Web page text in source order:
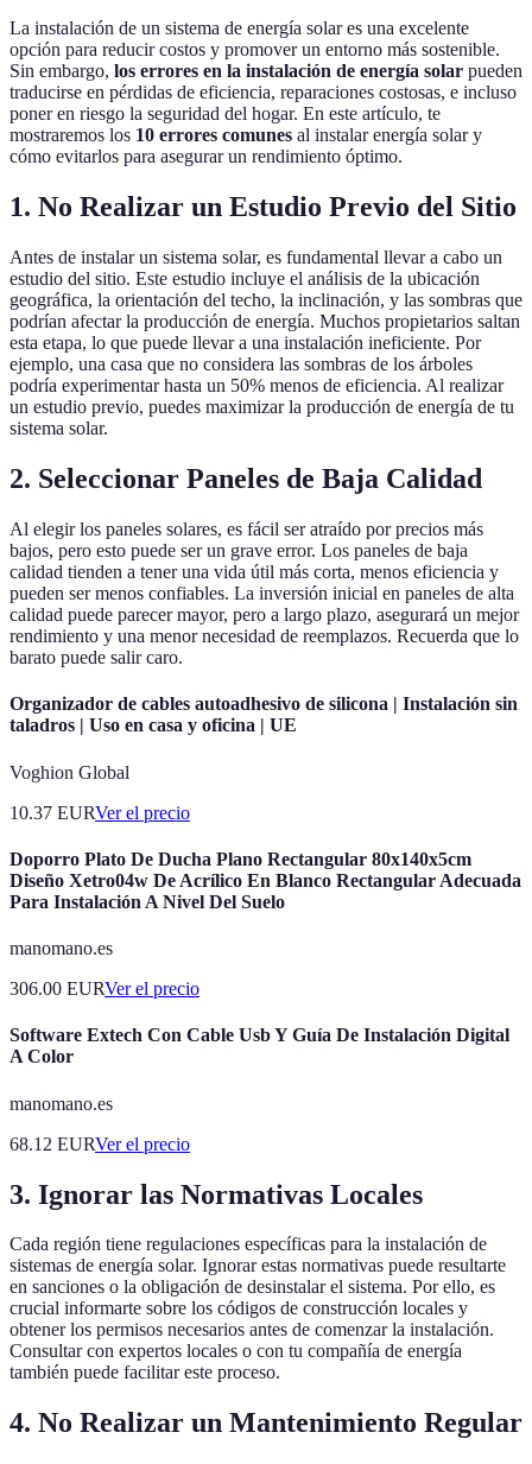
La instalación de un sistema de energía solar es una excelente
opción para reducir costos y promover un entorno más sostenible.
Sin embargo, los errores en la instalación de energía solar pueden
traducirse en pérdidas de eficiencia, reparaciones costosas, e incluso
poner en riesgo la seguridad del hogar. En este artículo, te
mostraremos los 10 errores comunes al instalar energía solar y
cómo evitarlos para asegurar un rendimiento óptimo.
1. No Realizar un Estudio Previo del Sitio
Antes de instalar un sistema solar, es fundamental llevar a cabo un
estudio del sitio. Este estudio incluye el análisis de la ubicación
geográfica, la orientación del techo, la inclinación, y las sombras que
podrían afectar la producción de energía. Muchos propietarios saltan
esta etapa, lo que puede llevar a una instalación ineficiente. Por
ejemplo, una casa que no considera las sombras de los árboles
podría experimentar hasta un 50% menos de eficiencia. Al realizar
un estudio previo, puedes maximizar la producción de energía de tu
sistema solar.
2. Seleccionar Paneles de Baja Calidad
Al elegir los paneles solares, es fácil ser atraído por precios más
bajos, pero esto puede ser un grave error. Los paneles de baja
calidad tienden a tener una vida útil más corta, menos eficiencia y
pueden ser menos confiables. La inversión inicial en paneles de alta
calidad puede parecer mayor, pero a largo plazo, asegurará un mejor
rendimiento y una menor necesidad de reemplazos. Recuerda que lo
barato puede salir caro.
Organizador de cables autoadhesivo de silicona | Instalación sin
taladros | Uso en casa y oficina | UE
Voghion Global
10.37 EURVer el precio
Doporro Plato De Ducha Plano Rectangular 80x140x5cm
Diseño Xetro04w De Acrílico En Blanco Rectangular Adecuada
Para Instalación A Nivel Del Suelo
manomano.es
306.00 EURVer el precio
Software Extech Con Cable Usb Y Guía De Instalación Digital
A Color
manomano.es
68.12 EURVer el precio
3. Ignorar las Normativas Locales
Cada región tiene regulaciones específicas para la instalación de
sistemas de energía solar. Ignorar estas normativas puede resultarte
en sanciones o la obligación de desinstalar el sistema. Por ello, es
crucial informarte sobre los códigos de construcción locales y
obtener los permisos necesarios antes de comenzar la instalación.
Consultar con expertos locales o con tu compañía de energía
también puede facilitar este proceso.
4. No Realizar un Mantenimiento Regular